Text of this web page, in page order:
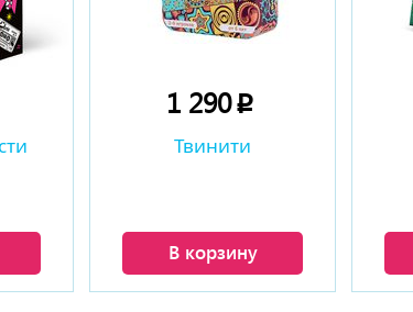
1 290p
Твинити
В корзину